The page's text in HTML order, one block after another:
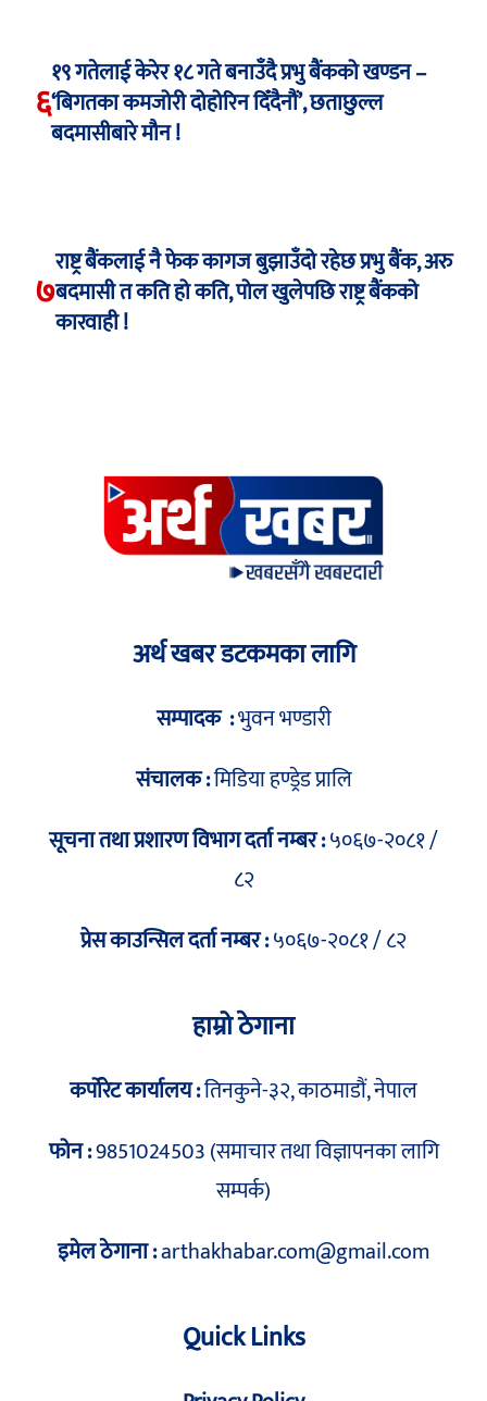
६
१९ गतेलाई केरेर १८ गते बनाउँदै प्रभु बैंकको खण्डन –
‘बिगतका कमजोरी दोहोरिन दिँदैनौं’, छताछुल्ल
बदमासीबारे मौन !
७
राष्ट्र बैंकलाई नै फेक कागज बुझाउँदो रहेछ प्रभु बैंक, अरु
बदमासी त कति हो कति, पोल खुलेपछि राष्ट्र बैंकको
कारवाही !
अर्थ खबर डटकमका लागि
सम्पादक :भुवन भण्डारी
संचालक :मिडिया हण्ड्रेड प्रालि
सूचना तथा प्रशारण विभाग दर्ता नम्बर :५०६७-२०८१ /
८२
प्रेस काउन्सिल दर्ता नम्बर :५०६७-२०८१ / ८२
हाम्रो ठेगाना
कर्पोरेट कार्यालय :तिनकुने-३२, काठमाडौं, नेपाल
फोन :9851024503 (समाचार तथा विज्ञापनका लागि
सम्पर्क)
इमेल ठेगाना :arthakhabar.com@gmail.com
Quick Links